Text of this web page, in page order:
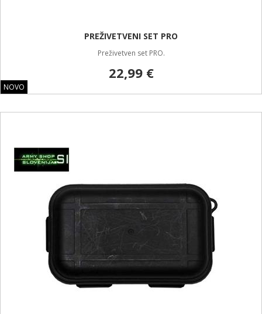
NOVO
PREŽIVETVENI SET PRO
Preživetven set PRO.
22,99 €